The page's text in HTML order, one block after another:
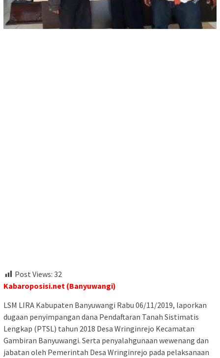
Post Views: 32
Kabaroposisi.net (Banyuwangi)
LSM LIRA Kabupaten Banyuwangi Rabu 06/11/2019, laporkan
dugaan penyimpangan dana Pendaftaran Tanah Sistimatis
Lengkap (PTSL) tahun 2018 Desa Wringinrejo Kecamatan
Gambiran Banyuwangi. Serta penyalahgunaan wewenang dan
jabatan oleh Pemerintah Desa Wringinrejo pada pelaksanaan